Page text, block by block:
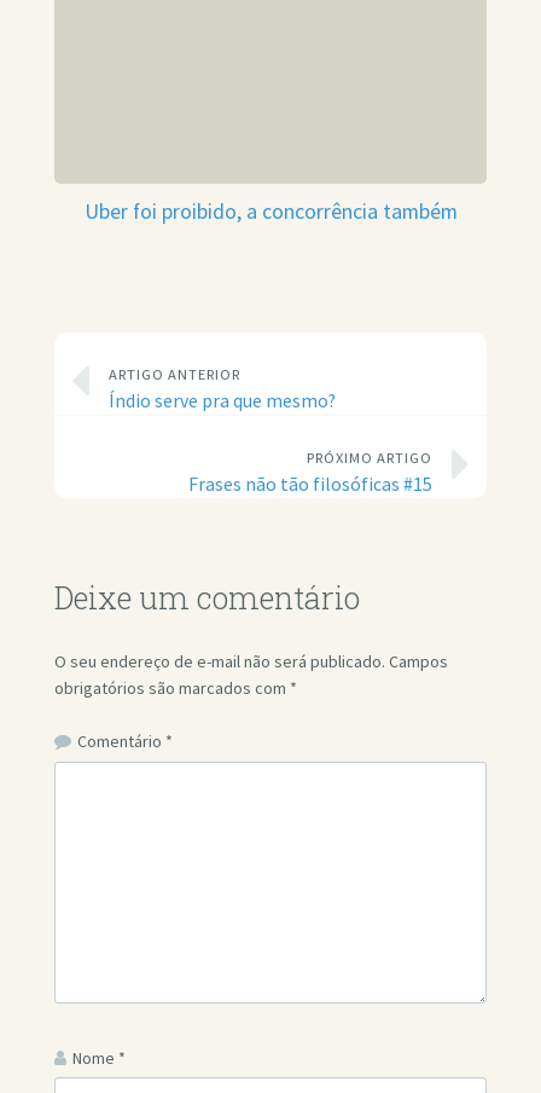
Uber foi proibido, a concorrência também
ARTIGO ANTERIOR
Índio serve pra que mesmo?
PRÓXIMO ARTIGO
Frases não tão filosóficas #15
Deixe um comentário
O seu endereço de e-mail não será publicado. Campos
obrigatórios são marcados com *
Comentário *
Nome *